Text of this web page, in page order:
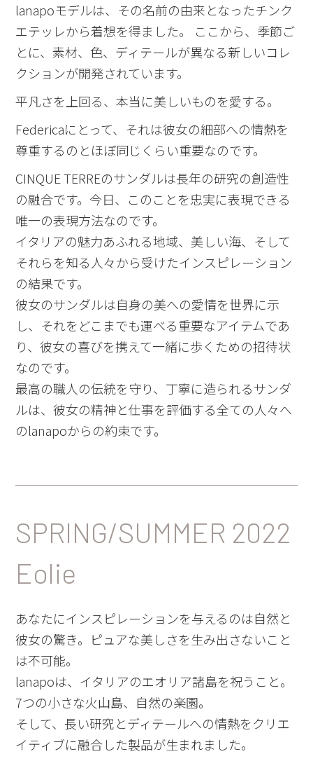
lanapoモデルは、その名前の由来となったチンク
エテッレから着想を得ました。 ここから、季節ご
とに、素材、色、ディテールが異なる新しいコレ
クションが開発されています。
平凡さを上回る、本当に美しいものを愛する。
Federicaにとって、それは彼女の細部への情熱を
尊重するのとほぼ同じくらい重要なのです。
CINQUE TERREのサンダルは長年の研究の創造性
の融合です。今日、このことを忠実に表現できる
唯一の表現方法なのです。
イタリアの魅力あふれる地域、美しい海、そして
それらを知る人々から受けたインスピレーション
の結果です。
彼女のサンダルは自身の美への愛情を世界に示
し、それをどこまでも運べる重要なアイテムであ
り、彼女の喜びを携えて一緒に歩くための招待状
なのです。
最高の職人の伝統を守り、丁寧に造られるサンダ
ルは、彼女の精神と仕事を評価する全ての人々へ
のlanapoからの約束です。
SPRING/SUMMER 2022
Eolie
あなたにインスピレーションを与えるのは自然と
彼女の驚き。ピュアな美しさを生み出さないこと
は不可能。
lanapoは、イタリアのエオリア諸島を祝うこと。
7つの小さな火山島、自然の楽園。
そして、長い研究とディテールへの情熱をクリエ
イティブに融合した製品が生まれました。